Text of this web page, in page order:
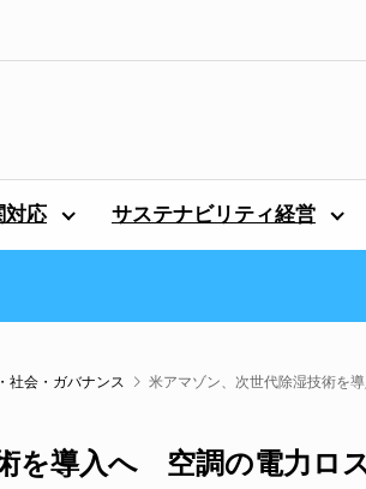
対応 サステナビリティ経営
社会・ガバナンス 米アマゾン、次世代除湿技術を
を導入へ 空調の電力ロ